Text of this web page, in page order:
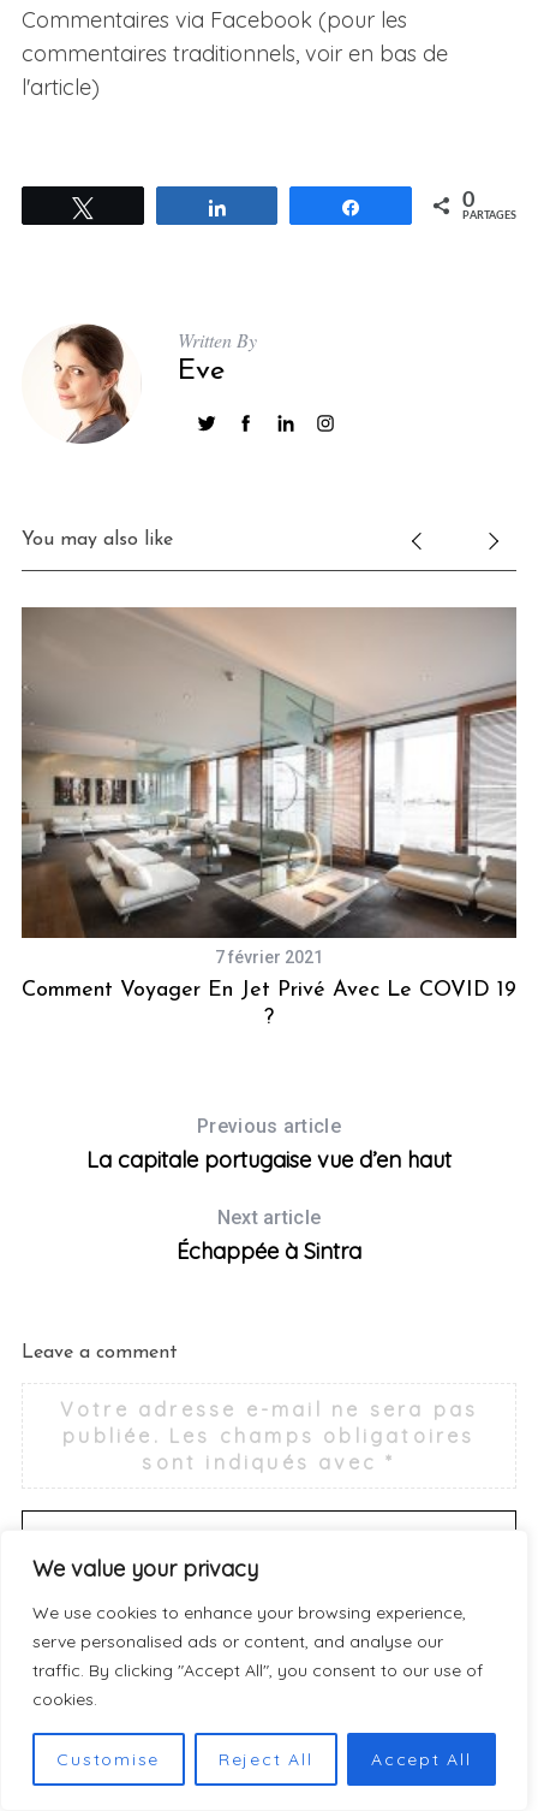
We value your privacy
We use cookies to enhance your browsing experience,
serve personalised ads or content, and analyse our
traffic. By clicking "Accept All", you consent to our use of
cookies.
Customise Reject All Accept All
Commentaires via Facebook (pour les
commentaires traditionnels, voir en bas de
l'article)
Partagez 0
PARTAGES
Written By
Eve
You may also like
7 février 2021
Comment Voyager En Jet Privé Avec Le COVID 19
?
Previous article
La capitale portugaise vue d’en haut
Next article
Échappée à Sintra
Leave a comment
Votre adresse e-mail ne sera pas
publiée. Les champs obligatoires
sont indiqués avec*